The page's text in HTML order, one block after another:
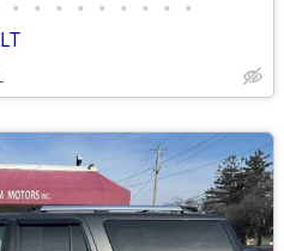
• • • • • • • • •